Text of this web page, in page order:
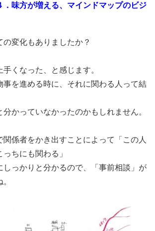
．味方が増える、マインドマップのビジ
変化もありましたか？
くなった、と感じます。
事を進める時に、それに関わる人って結
分かっていなかったのかもしれません。
関係者をかき出すことによって「この人
ちにも関わる」
しっかりと分かるので、「事前相談」が